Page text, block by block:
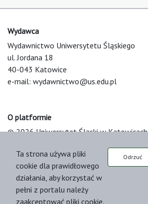
Wydawca
Wydawnictwo Uniwersytetu Śląskiego
ul. Jordana 18
40-043 Katowice
e-mail: wydawnictwo@us.edu.pl
O platformie
© 2026 Uniwersytet Śląski w Katowicach
Platform & Workflow by OJS/PKP
Ta strona używa pliki
cookie dla prawidłowego
działania, aby korzystać w
pełni z portalu należy
zaakceptować pliki cookie.
Odrzuć